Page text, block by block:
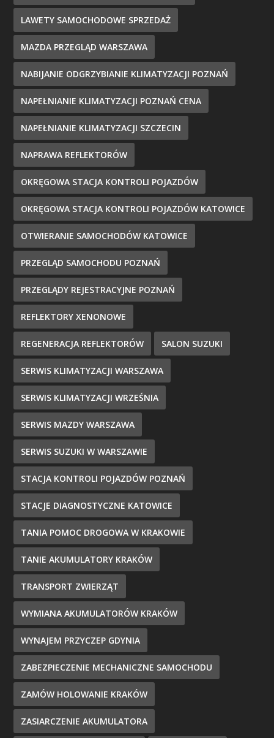
LAWETY SAMOCHODOWE SPRZEDAŻ
MAZDA PRZEGLĄD WARSZAWA
NABIJANIE ODGRZYBIANIE KLIMATYZACJI POZNAŃ
NAPEŁNIANIE KLIMATYZACJI POZNAŃ CENA
NAPEŁNIANIE KLIMATYZACJI SZCZECIN
NAPRAWA REFLEKTORÓW
OKRĘGOWA STACJA KONTROLI POJAZDÓW
OKRĘGOWA STACJA KONTROLI POJAZDÓW KATOWICE
OTWIERANIE SAMOCHODÓW KATOWICE
PRZEGLĄD SAMOCHODU POZNAŃ
PRZEGLĄDY REJESTRACYJNE POZNAŃ
REFLEKTORY XENONOWE
REGENERACJA REFLEKTORÓW SALON SUZUKI
SERWIS KLIMATYZACJI WARSZAWA
SERWIS KLIMATYZACJI WRZEŚNIA
SERWIS MAZDY WARSZAWA
SERWIS SUZUKI W WARSZAWIE
STACJA KONTROLI POJAZDÓW POZNAŃ
STACJE DIAGNOSTYCZNE KATOWICE
TANIA POMOC DROGOWA W KRAKOWIE
TANIE AKUMULATORY KRAKÓW
TRANSPORT ZWIERZĄT
WYMIANA AKUMULATORÓW KRAKÓW
WYNAJEM PRZYCZEP GDYNIA
ZABEZPIECZENIE MECHANICZNE SAMOCHODU
ZAMÓW HOLOWANIE KRAKÓW
ZASIARCZENIE AKUMULATORA